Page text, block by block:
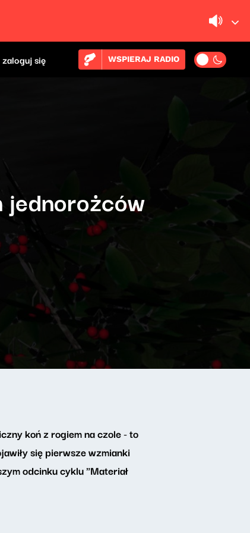
zaloguj się WSPIERAJ RADIO
jednorożców
koń z rogiem na czole - to
się pierwsze wzmianki
odcinku cyklu "Materiał